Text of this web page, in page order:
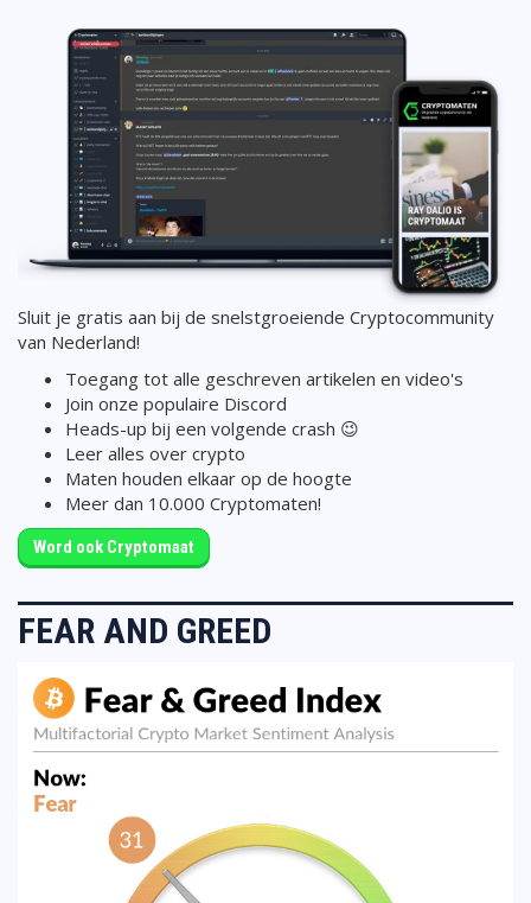
Sluit je gratis aan bij de snelstgroeiende Cryptocommunity
van Nederland!
Toegang tot alle geschreven artikelen en video's
Join onze populaire Discord
Heads-up bij een volgende crash 😉
Leer alles over crypto
Maten houden elkaar op de hoogte
Meer dan 10.000 Cryptomaten!
Word ook Cryptomaat
FEAR AND GREED